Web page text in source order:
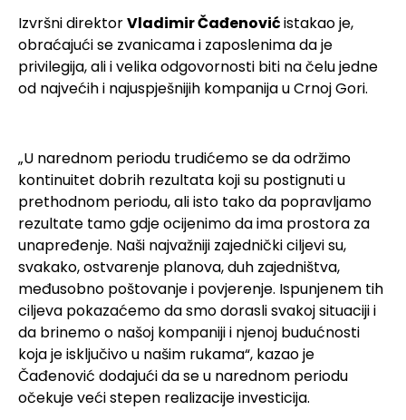
Izvršni direktorVladimir Čađenovićistakao je,
obraćajući se zvanicama i zaposlenima da je
privilegija, ali i velika odgovornosti biti na čelu jedne
od najvećih i najuspješnijih kompanija u Crnoj Gori.
„U narednom periodu trudićemo se da održimo
kontinuitet dobrih rezultata koji su postignuti u
prethodnom periodu, ali isto tako da popravljamo
rezultate tamo gdje ocijenimo da ima prostora za
unapređenje. Naši najvažniji zajednički ciljevi su,
svakako, ostvarenje planova, duh zajedništva,
međusobno poštovanje i povjerenje. Ispunjenem tih
ciljeva pokazaćemo da smo dorasli svakoj situaciji i
da brinemo o našoj kompaniji i njenoj budućnosti
koja je isključivo u našim rukama“, kazao je
Čađenović dodajući da se u narednom periodu
očekuje veći stepen realizacije investicija.